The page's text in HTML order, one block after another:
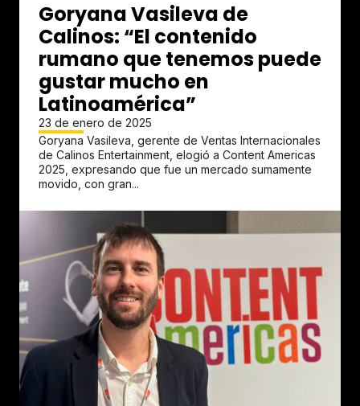
Goryana Vasileva de
Calinos: “El contenido
rumano que tenemos puede
gustar mucho en
Latinoamérica”
23 de enero de 2025
Goryana Vasileva, gerente de Ventas Internacionales
de Calinos Entertainment, elogió a Content Americas
2025, expresando que fue un mercado sumamente
movido, con gran...